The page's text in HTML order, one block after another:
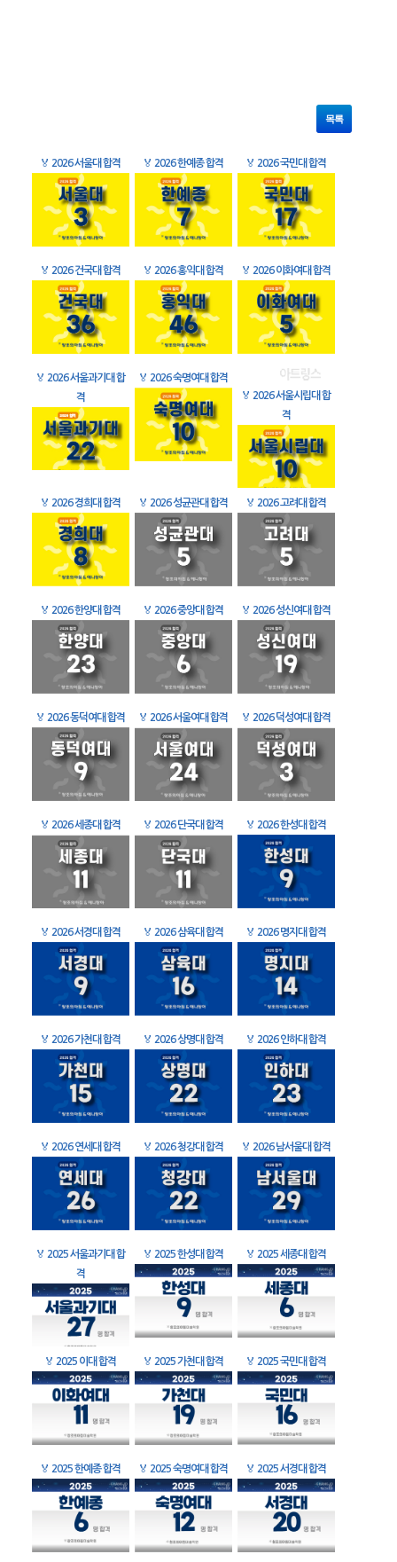
목록
🏅 2026 서울대 합격 🏅 2026 한예종 합격 🏅 2026 국민대 합격
🏅 2026 건국대 합격 🏅 2026 홍익대 합격 🏅 2026 이화여대 합격
🏅 2026 서울과기대 합
격
🏅 2026 숙명여대 합격
🏅 2026 서울시립대 합
격
🏅 2026 경희대 합격 🏅 2026 성균관대 합격 🏅 2026 고려대 합격
🏅 2026 한양대 합격 🏅 2026 중앙대 합격 🏅 2026 성신여대 합격
🏅 2026 동덕여대 합격 🏅 2026 서울여대 합격 🏅 2026 덕성여대 합격
🏅 2026 세종대 합격 🏅 2026 단국대 합격 🏅 2026 한성대 합격
🏅 2026 서경대 합격 🏅 2026 삼육대 합격 🏅 2026 명지대 합격
🏅 2026 가천대 합격 🏅 2026 상명대 합격 🏅 2026 인하대 합격
🏅 2026 연세대 합격 🏅 2026 청강대 합격 🏅 2026 남서울대 합격
🏅 2025 서울과기대 합
격
🏅 2025 한성대 합격 🏅 2025 세종대 합격
🏅 2025 이대 합격 🏅 2025 가천대 합격 🏅 2025 국민대 합격
🏅 2025 한예종 합격 🏅 2025 숙명여대 합격 🏅 2025 서경대 합격